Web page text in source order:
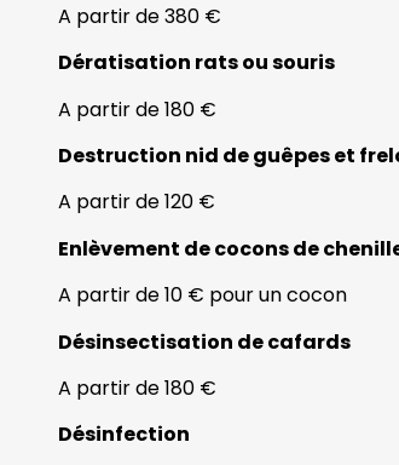
A partir de 380 €
Dératisation rats ou souris
A partir de 180 €
Destruction nid de guêpes et
A partir de 120 €
Enlèvement de cocons de
A partir de 10 € pour un cocon
Désinsectisation de cafards
A partir de 180 €
Désinfection